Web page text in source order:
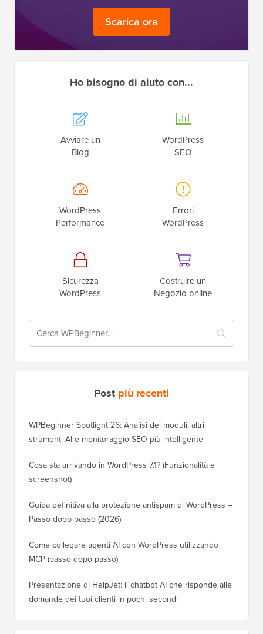
Scarica ora
Ho bisogno di aiuto con...
Avviare un
Blog
WordPress
SEO
WordPress
Performance
Errori
WordPress
Sicurezza
WordPress
Costruire un
Negozio online
Post più recenti
WPBeginner Spotlight 26: Analisi dei moduli, altri
strumenti AI e monitoraggio SEO più intelligente
Cosa sta arrivando in WordPress 7.1? (Funzionalità e
screenshot)
Guida definitiva alla protezione antispam di WordPress –
Passo dopo passo (2026)
Come collegare agenti AI con WordPress utilizzando
MCP (passo dopo passo)
Presentazione di HelpJet: il chatbot AI che risponde alle
domande dei tuoi clienti in pochi secondi